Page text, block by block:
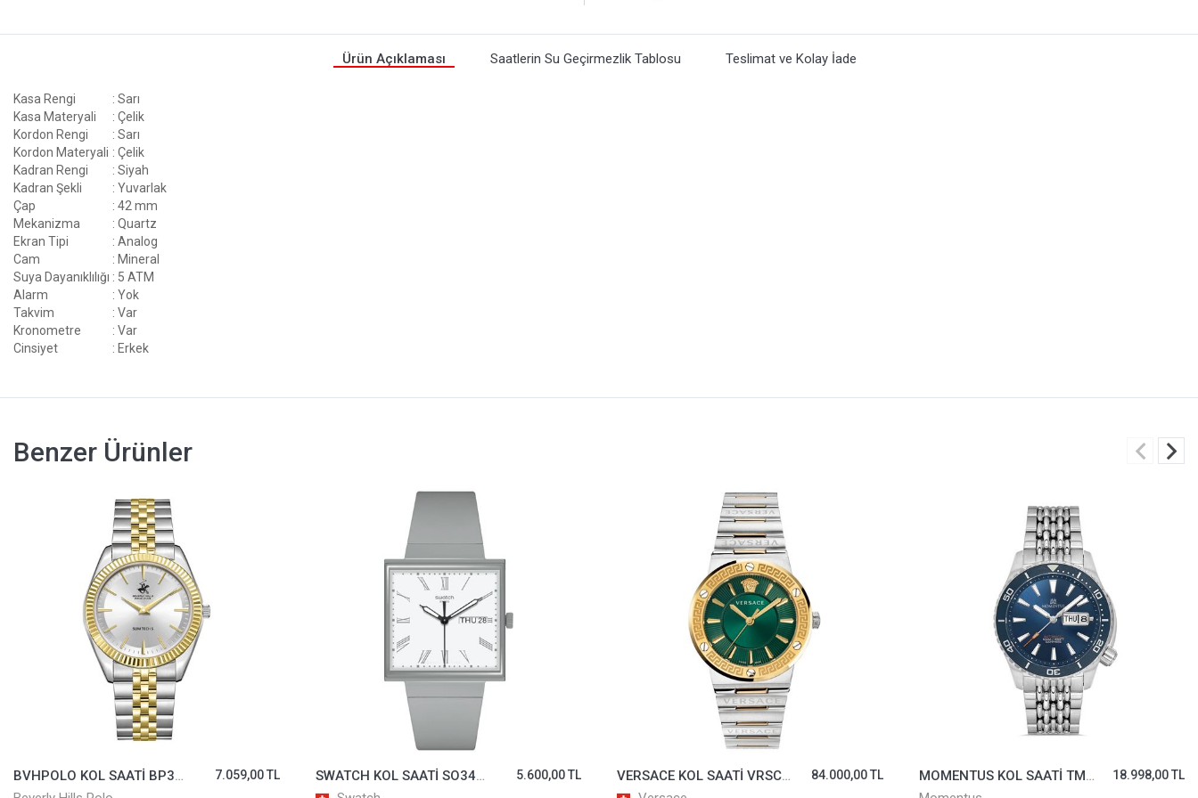
Ürün Açıklaması Saatlerin Su Geçirmezlik Tablosu Teslimat ve Kolay İade
Kasa Rengi
: Sarı
Kasa Materyali
: Çelik
Kordon Rengi
: Sarı
Kordon Materyali : Çelik
Kadran Rengi
: Siyah
Kadran Şekli
: Yuvarlak
Çap
: 42 mm
Mekanizma
: Quartz
Ekran Tipi
: Analog
Cam
: Mineral
Suya Dayanıklılığı : 5 ATM
Alarm
: Yok
Takvim
: Var
Kronometre
: Var
Cinsiyet
: Erkek
Benzer Ürünler
7.059,00 TL 5.600,00 TL
VERSACE KOL SAATİ VRSCVEVH00720
84.000,00 TL 18.998,00 TL